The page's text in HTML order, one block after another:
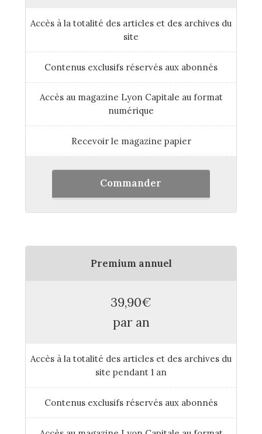
Accès à la totalité des articles et des archives du
site
Contenus exclusifs réservés aux abonnés
Accès au magazine Lyon Capitale au format
numérique
Recevoir le magazine papier
Commander
Premium annuel
39,90€
par an
Accès à la totalité des articles et des archives du
site pendant 1 an
Contenus exclusifs réservés aux abonnés